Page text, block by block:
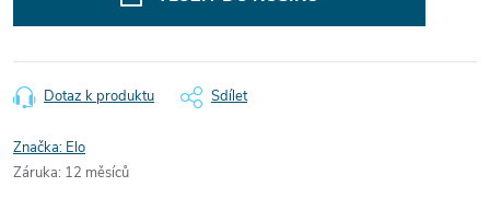
Dotaz k produktu Sdílet
Značka: Elo
Záruka: 12 měsíců